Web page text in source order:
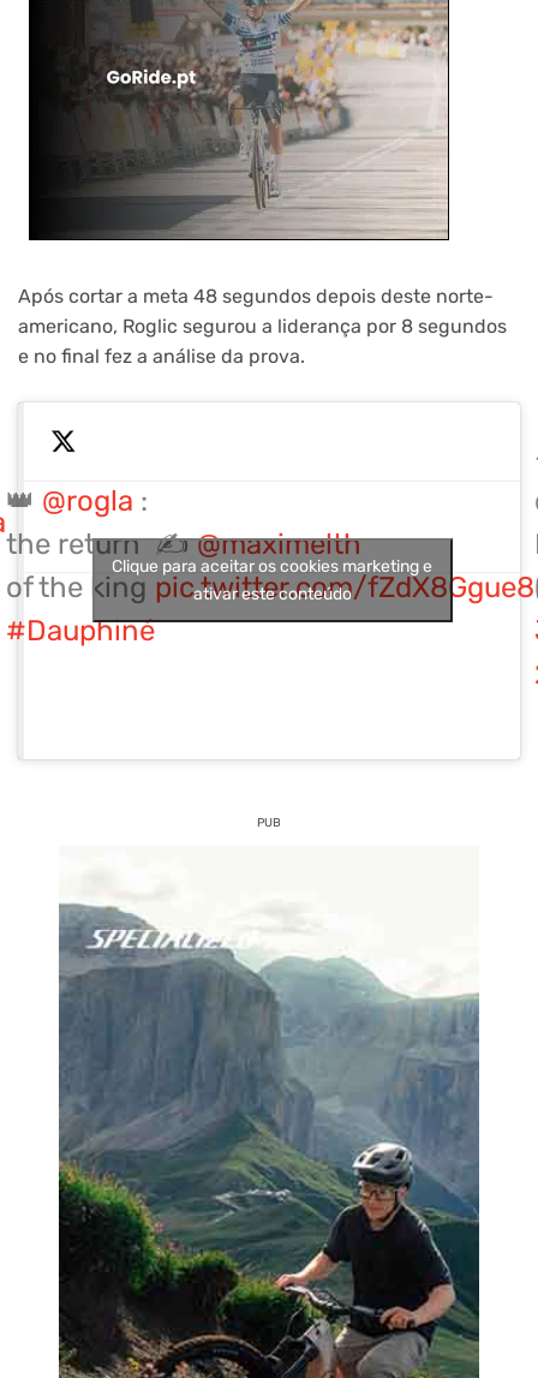
Após cortar a meta 48 segundos depois deste norte-
americano, Roglic segurou a liderança por 8 segundos
e no final fez a análise da prova.
👑 @rogla :
the return
of the king
#Dauphiné
✍️@maximelth
pic.twitter.com/fZdX8Ggue8
Clique para aceitar os cookies marketing e
ativar este conteúdo
PUB